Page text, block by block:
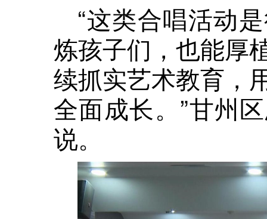
“这类合唱活动
炼孩子们，也能厚
续抓实艺术教育，
全面成长。”甘州
说。